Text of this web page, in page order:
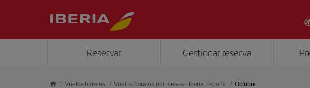
Reservar Gestionar reserva
Vuelos baratos Vuelos baratos por meses - Iberia España Octubre